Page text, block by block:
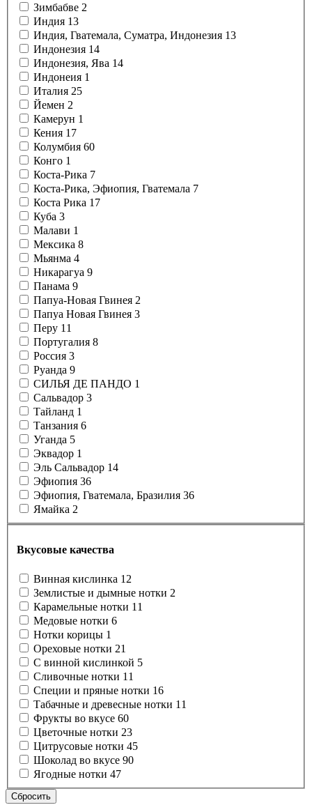
Зимбабве 2
Индия 13
Индия, Гватемала, Суматра, Индонезия 13
Индонезия 14
Индонезия, Ява 14
Индонеия 1
Италия 25
Йемен 2
Камерун 1
Кения 17
Колумбия 60
Конго 1
Коста-Рика 7
Коста-Рика, Эфиопия, Гватемала 7
Коста Рика 17
Куба 3
Малави 1
Мексика 8
Мьянма 4
Никарагуа 9
Панама 9
Папуа-Новая Гвинея 2
Папуа Новая Гвинея 3
Перу 11
Португалия 8
Россия 3
Руанда 9
СИЛЬЯ ДЕ ПАНДО 1
Сальвадор 3
Тайланд 1
Танзания 6
Уганда 5
Эквадор 1
Эль Сальвадор 14
Эфиопия 36
Эфиопия, Гватемала, Бразилия 36
Ямайка 2
Вкусовые качества
Винная кислинка 12
Землистые и дымные нотки 2
Карамельные нотки 11
Медовые нотки 6
Нотки корицы 1
Ореховые нотки 21
С винной кислинкой 5
Сливочные нотки 11
Специи и пряные нотки 16
Табачные и древесные нотки 11
Фрукты во вкусе 60
Цветочные нотки 23
Цитрусовые нотки 45
Шоколад во вкусе 90
Ягодные нотки 47
Сбросить